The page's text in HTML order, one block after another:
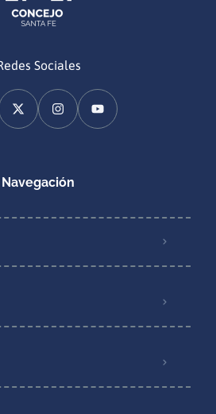
Sociales
Navegación